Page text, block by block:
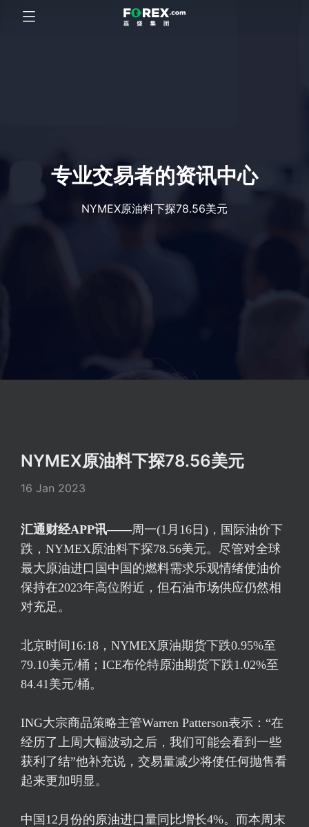
专业交易者的资讯中心
NYMEX原油料下探78.56美元
NYMEX原油料下探78.56美元
16 Jan 2023
汇通财经APP讯——周一(1月16日)，国际油价下
跌，NYMEX原油料下探78.56美元。尽管对全球
最大原油进口国中国的燃料需求乐观情绪使油价
保持在2023年高位附近，但石油市场供应仍然相
对充足。
北京时间16:18，NYMEX原油期货下跌0.95%至
79.10美元/桶；ICE布伦特原油期货下跌1.02%至
84.41美元/桶。
ING大宗商品策略主管Warren Patterson表示：“在
经历了上周大幅波动之后，我们可能会看到一些
获利了结”他补充说，交易量减少将使任何抛售看
起来更加明显。
中国12月份的原油进口量同比增长4%。而本周末